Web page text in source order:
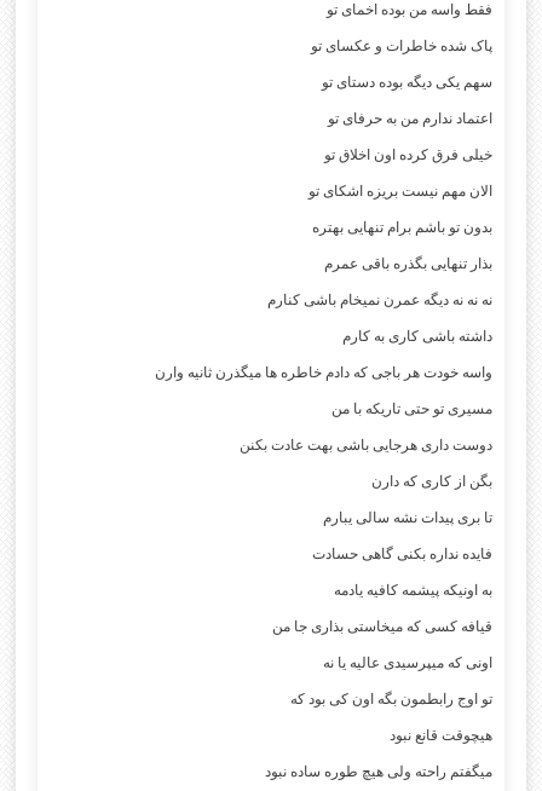
فقط واسه من بوده اخمای تو
پاک شده خاطرات و عکسای تو
سهم یکی دیگه بوده دستای تو
اعتماد ندارم من به حرفای تو
خیلی فرق کرده اون اخلاق تو
الان مهم نیست بریزه اشکای تو
بدون تو باشم برام تنهایی بهتره
بذار تنهایی بگذره باقی عمرم
نه نه نه دیگه عمرن نمیخام باشی کنارم
داشته باشی کاری به کارم
واسه خودت هر باجی که دادم خاطره ها میگذرن ثانیه وارن
مسیری تو حتی تاریکه با من
دوست داری هرجایی باشی بهت عادت بکنن
بگن از کاری که دارن
تا بری پیدات نشه سالی یبارم
فایده نداره بکنی گاهی حسادت
به اونیکه پیشمه کافیه یادمه
قیافه کسی که میخاستی بذاری جا من
اونی که میپرسیدی عالیه یا نه
تو اوج رابطمون بگه اون کی بود که
هیچوقت قانع نبود
میگفتم راحته ولی هیچ طوره ساده نبود